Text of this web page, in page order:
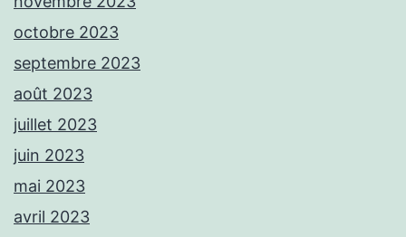
octobre 2023
septembre 2023
août 2023
juillet 2023
juin 2023
mai 2023
avril 2023